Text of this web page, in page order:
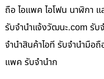
ถือ ไอแพค ไอโฟน นาฬิกา
รับจํานําแจ้งวัฒนะ.com รับ
จำนำสินค้าไอที รับจำนำมือ
แพค รับจำนำก